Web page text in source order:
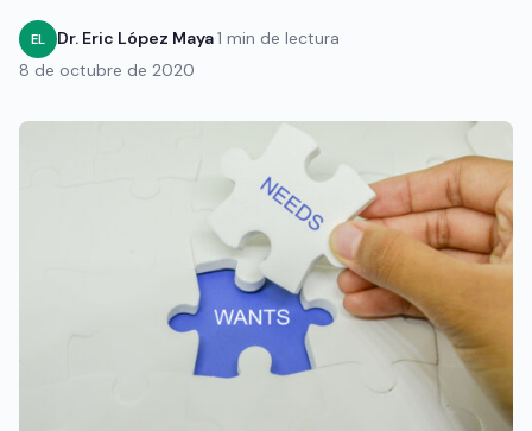
EL Dr. Eric López Maya1 min de lectura
8 de octubre de 2020